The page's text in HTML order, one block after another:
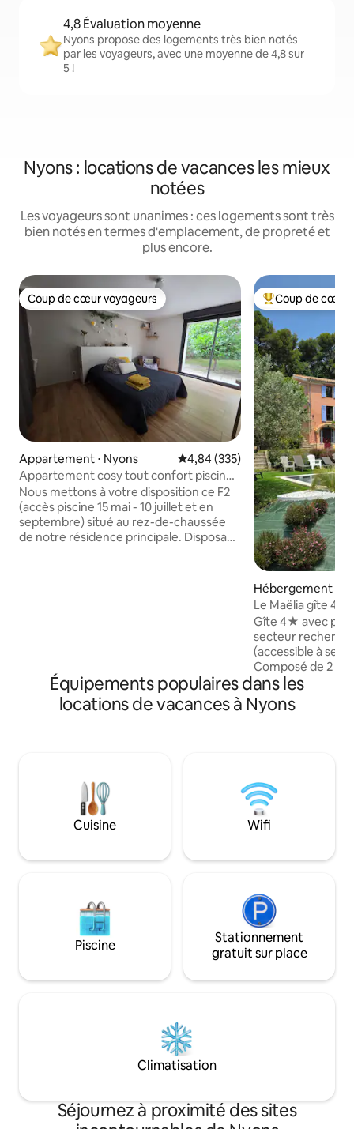
4,8 Évaluation moyenne
Nyons propose des logements très bien notés
par les voyageurs, avec une moyenne de 4,8 sur
5 !
Nyons : locations de vacances les mieux
notées
Les voyageurs sont unanimes : ces logements sont très
bien notés en termes d'emplacement, de propreté et
plus encore.
Coup de cœur voyageurs
Coup de cœur voyageurs
Appartement ⋅ Nyons Évaluation moyenne sur la
4,84 (335)
Appartement cosy tout confort piscine
juin-21 juil
Nous mettons à votre disposition ce F2
(accès piscine 15 mai - 10 juillet et en
septembre) situé au rez-de-chaussée
de notre résidence principale. Disposant
chaise haute, transat, poussette, ...).
Coups de cœur
Coup de cœur
Hébergement ⋅
Le Maëlia gîte
Gîte 4★ avec
secteur
(accessible à
Composé de 2
climatisés à 4 min
centre-ville de
de profiter
idéal pour l'été,
dans cet
privilégié.
Équipements populaires dans les
locations de vacances à Nyons
Cuisine Wifi
Piscine
Stationnement
gratuit sur place
Climatisation
Séjournez à proximité des sites